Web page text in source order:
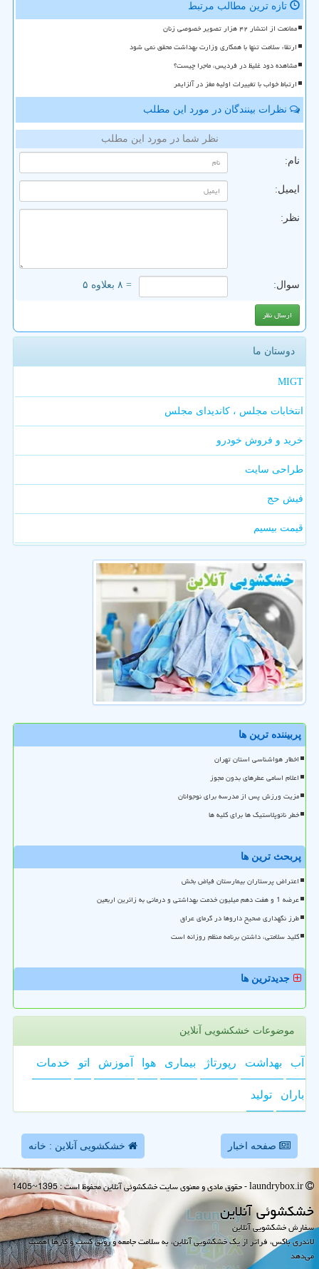
تازه ترین مطالب مرتبط
ممانعت از انتشار ۴۲ هزار تصویر خصوصی زنان
ارتقاء سلامت تنها با همکاری وزارت بهداشت محقق نمی شود
مشاهده دود غلیظ در فردیس، ماجرا چیست؟
ارتباط خواب با تغییرات اولیه مغز در آلزایمر
نظرات بینندگان در مورد این مطلب
نظر شما در مورد این مطلب
نام:
ایمیل:
نظر:
سوال: = ۸ بعلاوه ۵
دوستان ما
MIGT
انتخابات مجلس ، کاندیدای مجلس
خرید و فروش خودرو
طراحی سایت
فیش حج
قیمت بیسیم
پربیننده ترین ها
اخطار هواشناسی استان تهران
اعلام اسامی عطرهای بدون مجوز
مزیت ورزش پس از مدرسه برای نوجوانان
خطر نانوپلاستیک ها برای کلیه ها
پربحث ترین ها
اعتراض پرستاران بیمارستان فیاض بخش
عرضه 1 و هفت دهم میلیون خدمت بهداشتی و درمانی به زائرین اربعین
طرز نگهداری صحیح داروها در گرمای عراق
کلید سلامتی، داشتن برنامه منظم روزانه است
جدیدترین ها
موضوعات خشکشویی آنلاین
آب بهداشت رپورتاژ بیماری هوا آموزش اتو خدمات
باران تولید
صفحه اخبار خشکشویی آنلاین : خانه
خشكشوئی آنلاین
سفارش خشکشویی آنلاین
لاندری باکس، فراتر از یک خشکشویی آنلاین، به سلامت جامعه و رونق کسب و کارها اهمیت
می‌دهد